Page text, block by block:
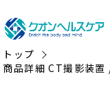
トップ
商品詳細 CT撮影装